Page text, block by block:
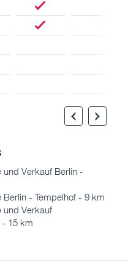
und Verkauf Berlin -
Berlin - Tempelhof - 9 km
und Verkauf
- 15 km